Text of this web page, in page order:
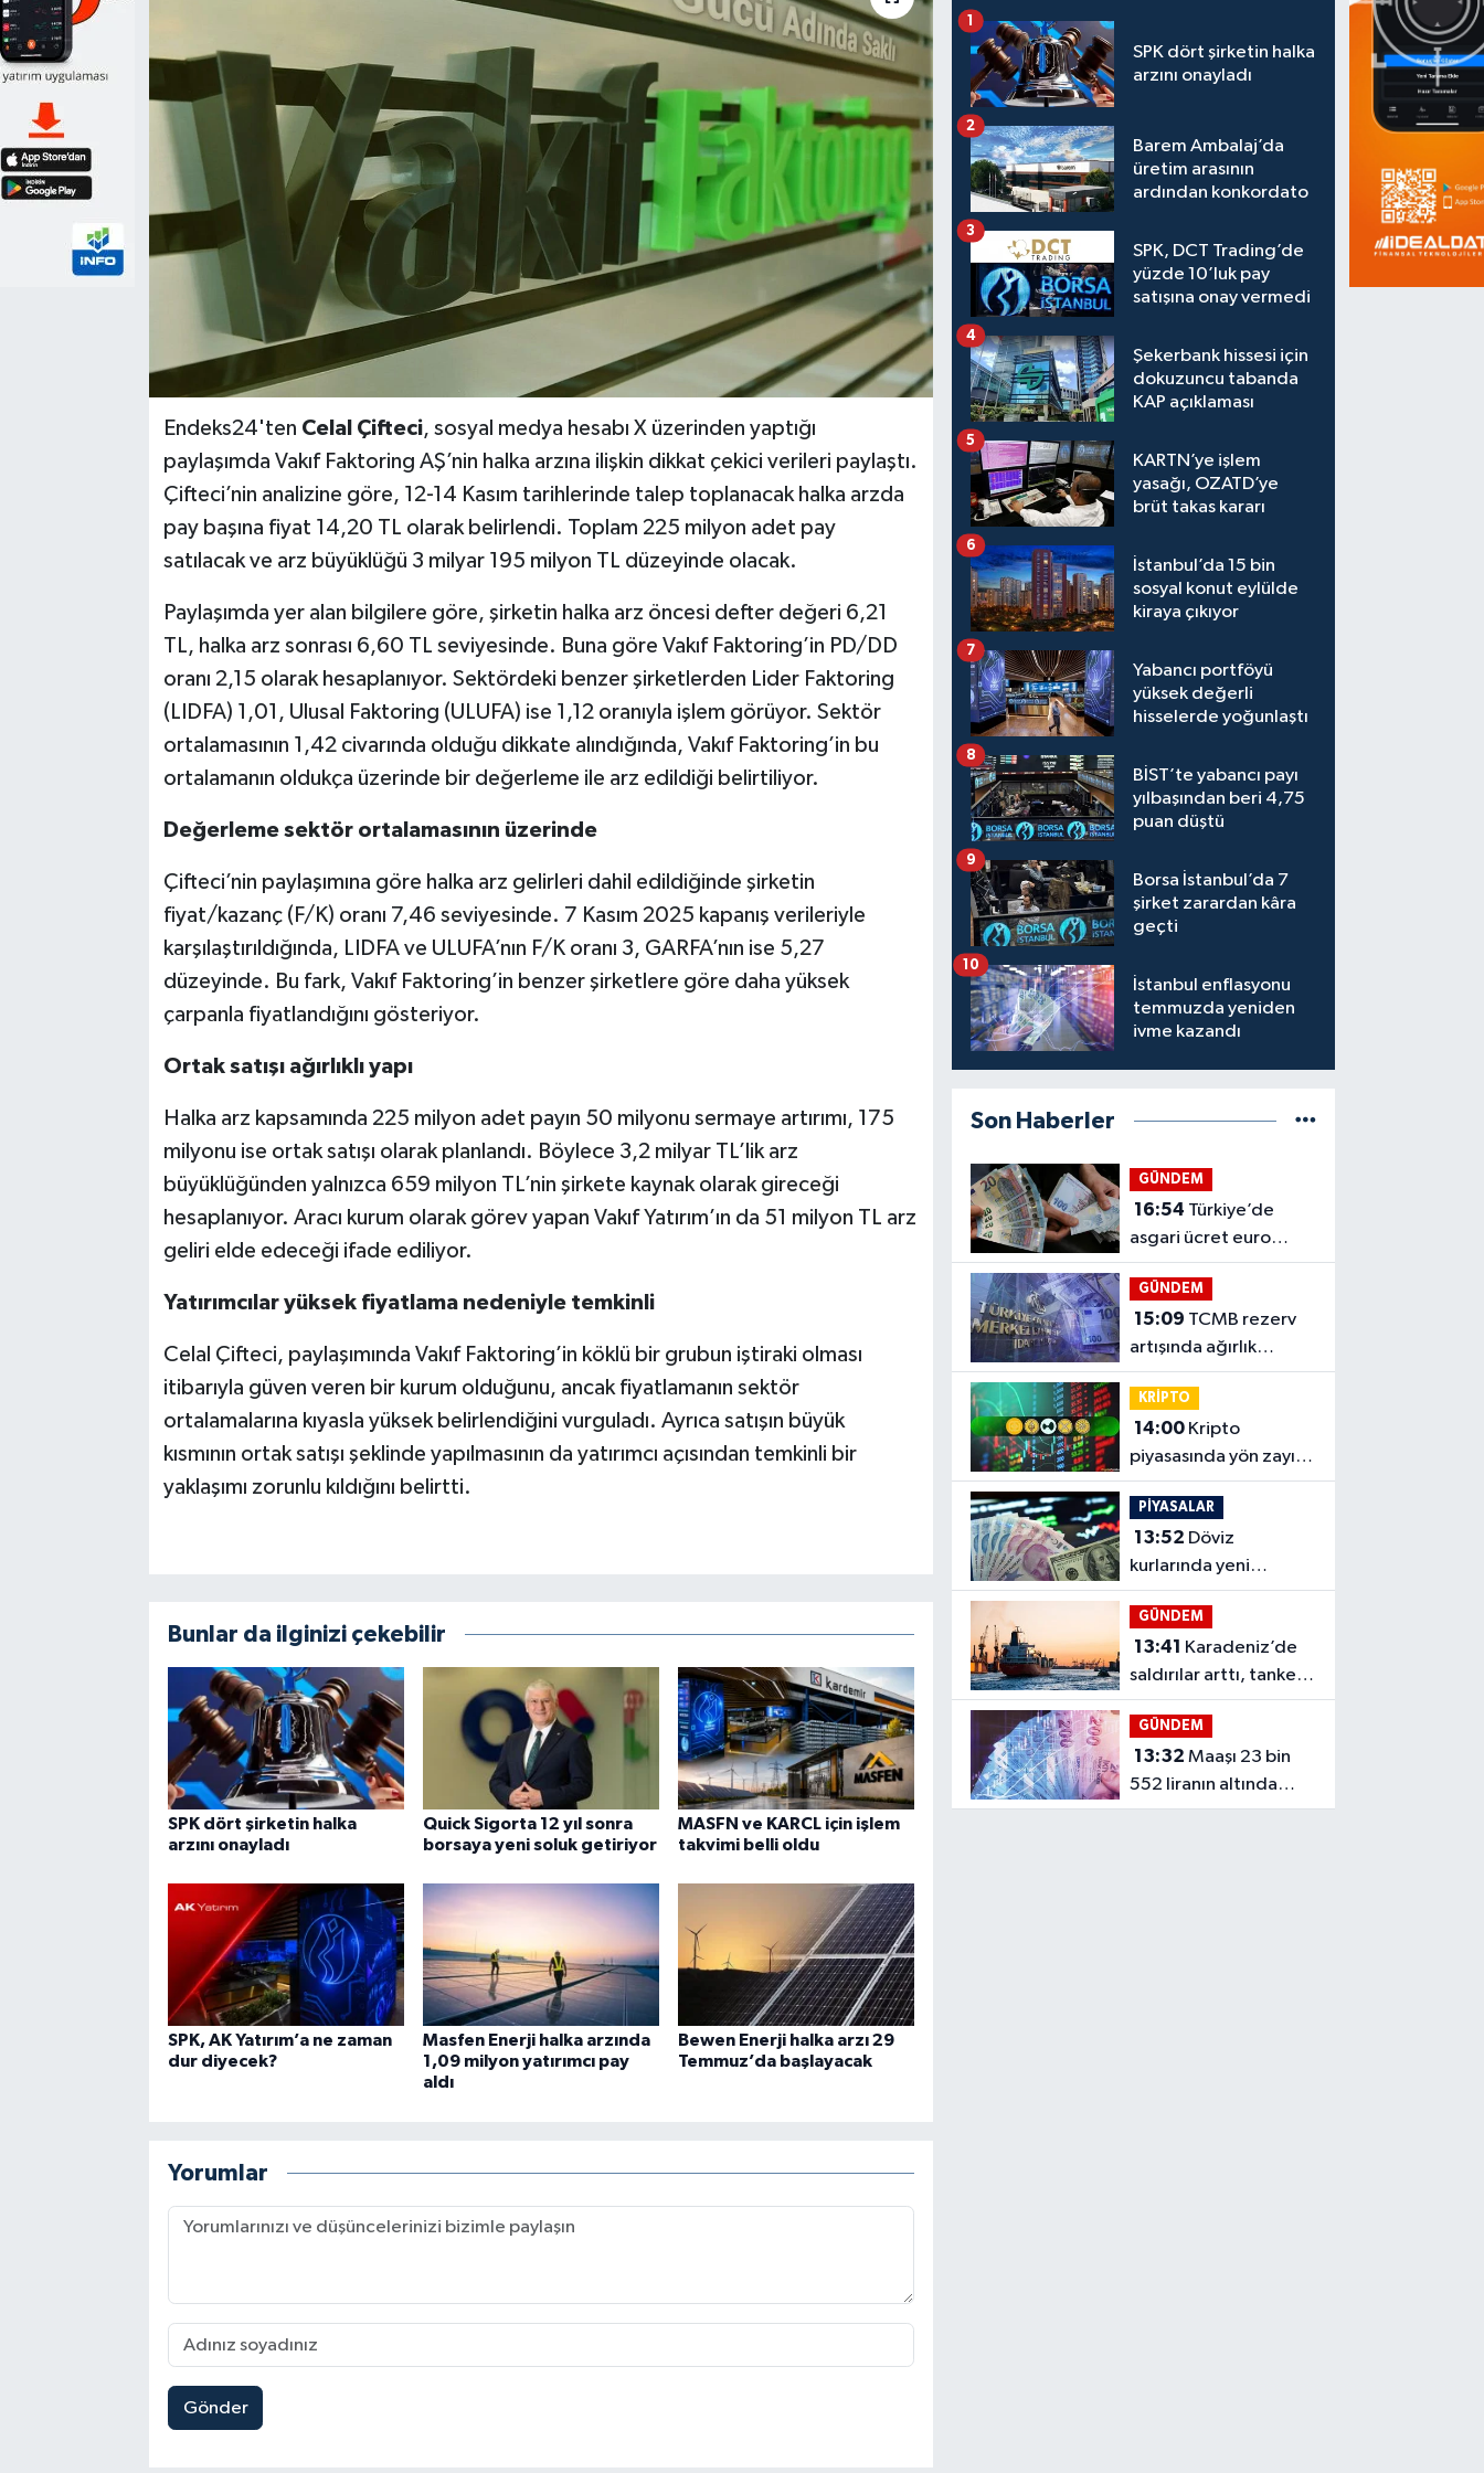
Endeks24'ten Celal Çifteci, sosyal medya hesabı X üzerinden yaptığı
paylaşımda Vakıf Faktoring AŞ’nin halka arzına ilişkin dikkat çekici verileri paylaştı.
Çifteci’nin analizine göre, 12-14 Kasım tarihlerinde talep toplanacak halka arzda
pay başına fiyat 14,20 TL olarak belirlendi. Toplam 225 milyon adet pay
satılacak ve arz büyüklüğü 3 milyar 195 milyon TL düzeyinde olacak.
Paylaşımda yer alan bilgilere göre, şirketin halka arz öncesi defter değeri 6,21
TL, halka arz sonrası 6,60 TL seviyesinde. Buna göre Vakıf Faktoring’in PD/DD
oranı 2,15 olarak hesaplanıyor. Sektördeki benzer şirketlerden Lider Faktoring
(LIDFA) 1,01, Ulusal Faktoring (ULUFA) ise 1,12 oranıyla işlem görüyor. Sektör
ortalamasının 1,42 civarında olduğu dikkate alındığında, Vakıf Faktoring’in bu
ortalamanın oldukça üzerinde bir değerleme ile arz edildiği belirtiliyor.
Değerleme sektör ortalamasının üzerinde
Çifteci’nin paylaşımına göre halka arz gelirleri dahil edildiğinde şirketin
fiyat/kazanç (F/K) oranı 7,46 seviyesinde. 7 Kasım 2025 kapanış verileriyle
karşılaştırıldığında, LIDFA ve ULUFA’nın F/K oranı 3, GARFA’nın ise 5,27
düzeyinde. Bu fark, Vakıf Faktoring’in benzer şirketlere göre daha yüksek
çarpanla fiyatlandığını gösteriyor.
Ortak satışı ağırlıklı yapı
Halka arz kapsamında 225 milyon adet payın 50 milyonu sermaye artırımı, 175
milyonu ise ortak satışı olarak planlandı. Böylece 3,2 milyar TL’lik arz
büyüklüğünden yalnızca 659 milyon TL’nin şirkete kaynak olarak gireceği
hesaplanıyor. Aracı kurum olarak görev yapan Vakıf Yatırım’ın da 51 milyon TL arz
geliri elde edeceği ifade ediliyor.
Yatırımcılar yüksek fiyatlama nedeniyle temkinli
Celal Çifteci, paylaşımında Vakıf Faktoring’in köklü bir grubun iştiraki olması
itibarıyla güven veren bir kurum olduğunu, ancak fiyatlamanın sektör
ortalamalarına kıyasla yüksek belirlendiğini vurguladı. Ayrıca satışın büyük
kısmının ortak satışı şeklinde yapılmasının da yatırımcı açısından temkinli bir
yaklaşımı zorunlu kıldığını belirtti.
Bunlar da ilginizi çekebilir
SPK dört şirketin halka
arzını onayladı
Quick Sigorta 12 yıl sonra
borsaya yeni soluk getiriyor
MASFN ve KARCL için işlem
takvimi belli oldu
SPK, AK Yatırım’a ne zaman
dur diyecek?
Masfen Enerji halka arzında
1,09 milyon yatırımcı pay
aldı
Bewen Enerji halka arzı 29
Temmuz’da başlayacak
Yorumlar
Gönder
SPK dört şirketin halka
arzını onayladı
1
Barem Ambalaj’da
üretim arasının
ardından konkordato
2
SPK, DCT Trading’de
yüzde 10’luk pay
satışına onay vermedi
3
Şekerbank hissesi için
dokuzuncu tabanda
KAP açıklaması
4
KARTN’ye işlem
yasağı, OZATD’ye
brüt takas kararı
5
İstanbul’da 15 bin
sosyal konut eylülde
kiraya çıkıyor
6
Yabancı portföyü
yüksek değerli
hisselerde yoğunlaştı
7
BİST’te yabancı payı
yılbaşından beri 4,75
puan düştü
8
Borsa İstanbul’da 7
şirket zarardan kâra
geçti
9
İstanbul enflasyonu
temmuzda yeniden
ivme kazandı
10
Son Haberler
GÜNDEM
16:54
asgari ücret euro
bazında 33 Euro eridi
GÜNDEM
15:09
artışında ağırlık
dövize geçti
KRİPTO
14:00
piyasasında yön zayıf,
BNB ve HYPE ayrıştı
PİYASALAR
13:52
kurlarında yeni
zirveler, dolar 47,59
lirayı gördü
GÜNDEM
13:41
saldırılar arttı, tanker
yüklemeleri düştü
GÜNDEM
13:32 Maaşı 23 bin
552 liranın altında
kalanlara fark ödemesi